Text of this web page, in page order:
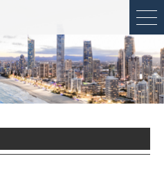
メ